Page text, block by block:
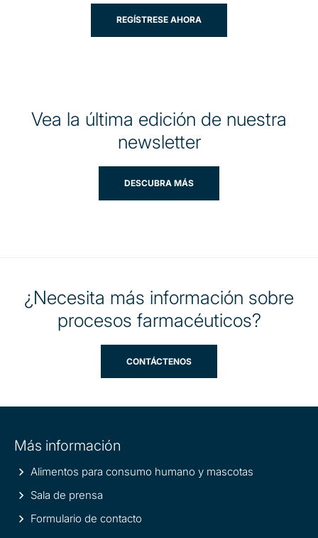
REGÍSTRESE AHORA
Vea la última edición de nuestra
newsletter
DESCUBRA MÁS
¿Necesita más información sobre
procesos farmacéuticos?
CONTÁCTENOS
information
Más información
Alimentos para consumo humano y mascotas
Sala de prensa
Formulario de contacto